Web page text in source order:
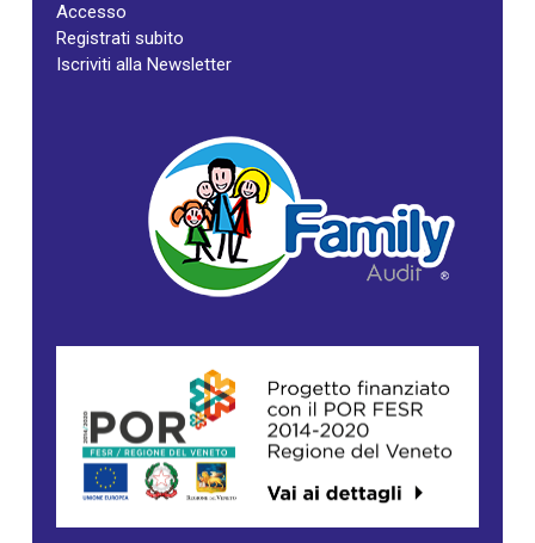
Accesso
Registrati subito
Iscriviti alla Newsletter